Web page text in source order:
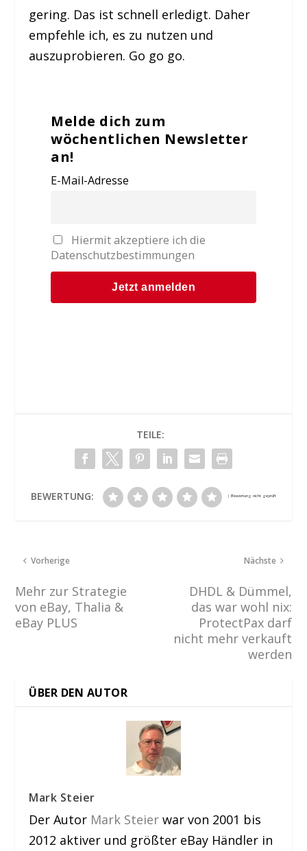
gering. Das ist schnell erledigt. Daher
empfehle ich, es zu nutzen und
auszuprobieren. Go go go.
Melde dich zum
wöchentlichen Newsletter
an!
E-Mail-Adresse
Hiermit akzeptiere ich die
Datenschutzbestimmungen
TEILE:
BEWERTUNG:
Vorherige
Mehr zur Strategie
von eBay, Thalia &
eBay PLUS
Nächste
DHDL & Dümmel,
das war wohl nix:
ProtectPax darf
nicht mehr verkauft
werden
ÜBER DEN AUTOR
Mark Steier
Der Autor Mark Steier war von 2001 bis
2012 aktiver und größter eBay Händler in